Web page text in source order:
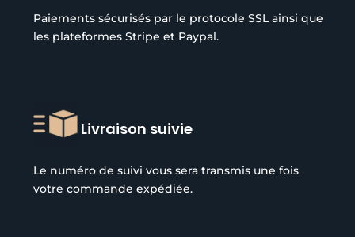
Paiements sécurisés par le protocole SSL ainsi que
les plateformes Stripe et Paypal.
Livraison suivie
Le numéro de suivi vous sera transmis une fois
votre commande expédiée.